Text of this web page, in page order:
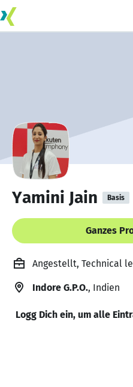
Yamini Jain Basis
Ganzes
Angestellt, Technical
Indore G.P.O., Indien
Logg Dich ein, um alle